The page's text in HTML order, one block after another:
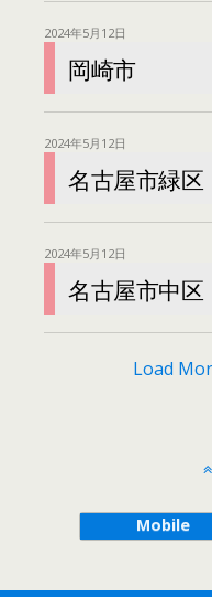
2024年5月12日
岡崎市
2024年5月12日
名古屋市緑区
2024年5月12日
名古屋市中区
Load
Mobile